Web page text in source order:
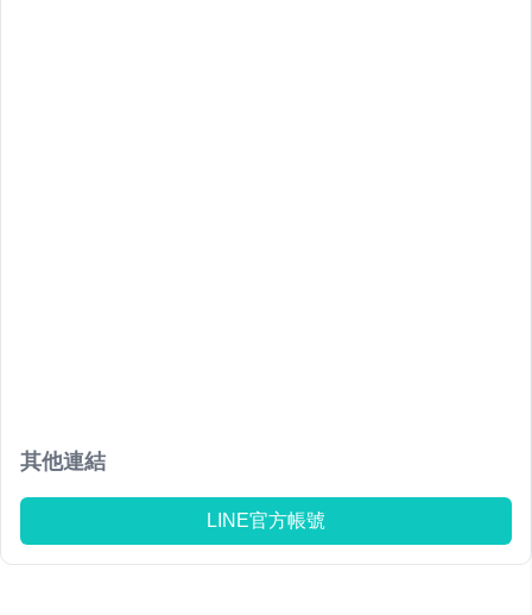
其他連結
LINE官方帳號